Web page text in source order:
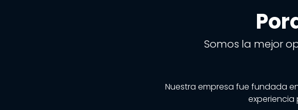
Somos la mejor
Nuestra empresa fue fundada
experiencia